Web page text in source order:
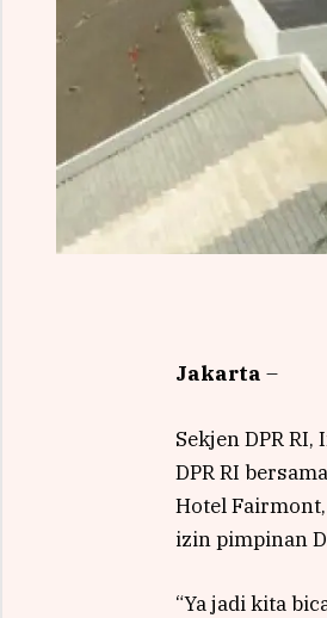
Jakarta –
Sekjen DPR
DPR RI
Hotel
izin pimpinan
“Ya jadi kita